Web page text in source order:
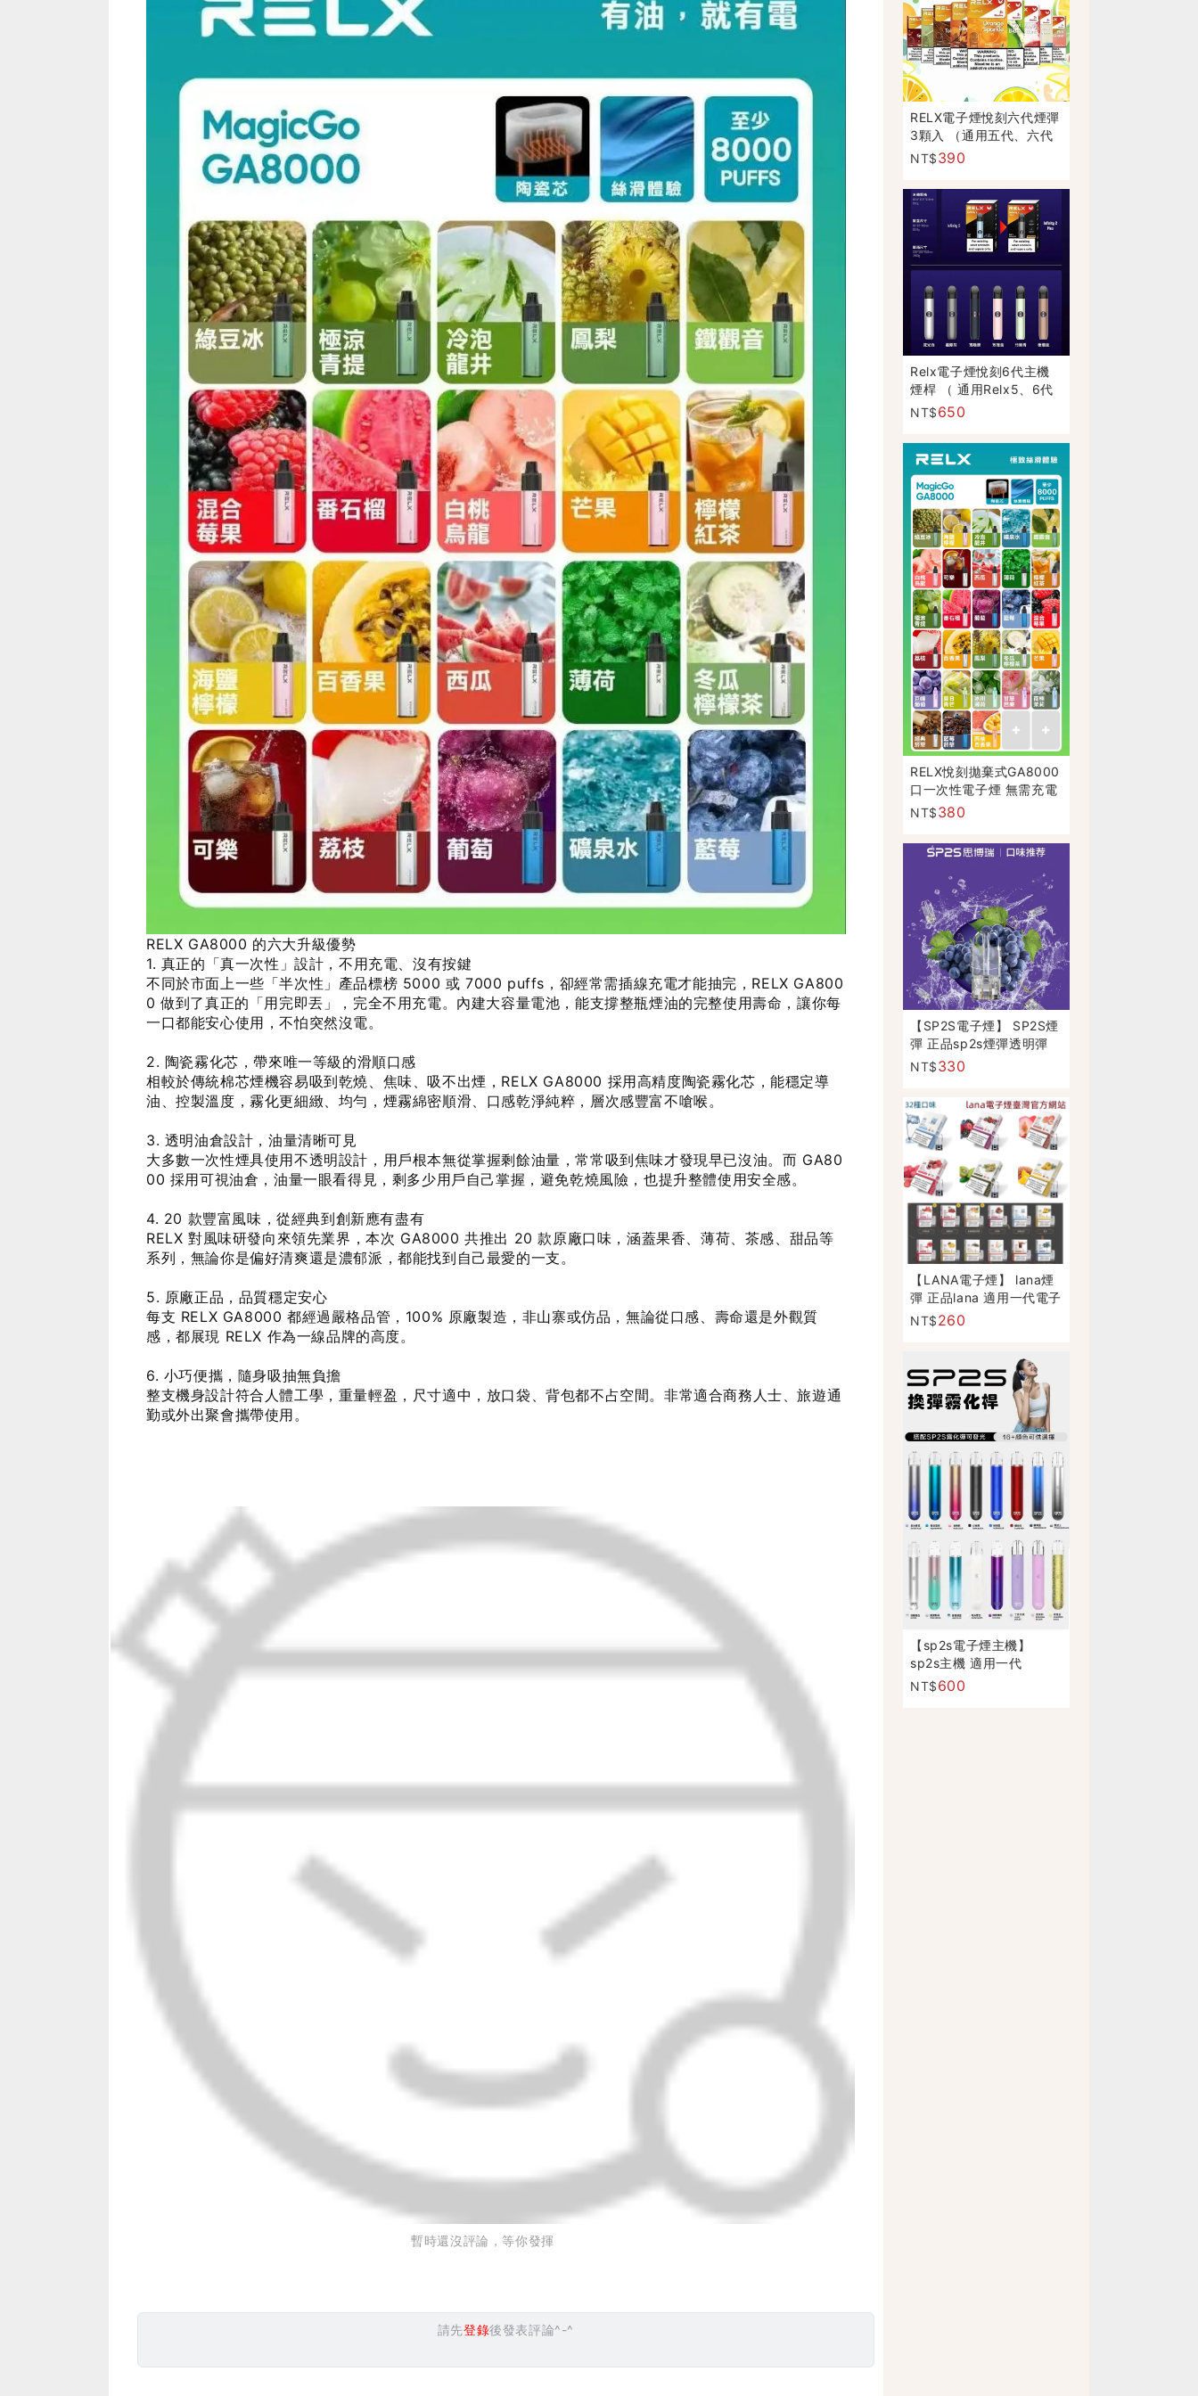
RELX GA8000 的六大升級優勢
1. 真正的「真一次性」設計，不用充電、沒有按鍵
不同於市面上一些「半次性」產品標榜 5000 或 7000 puffs，卻經常需插線充電才能抽完，RELX GA800
0 做到了真正的「用完即丟」，完全不用充電。內建大容量電池，能支撐整瓶煙油的完整使用壽命，讓你每
一口都能安心使用，不怕突然沒電。
2. 陶瓷霧化芯，帶來唯一等級的滑順口感
相較於傳統棉芯煙機容易吸到乾燒、焦味、吸不出煙，RELX GA8000 採用高精度陶瓷霧化芯，能穩定導
油、控製溫度，霧化更細緻、均勻，煙霧綿密順滑、口感乾淨純粹，層次感豐富不嗆喉。
3. 透明油倉設計，油量清晰可見
大多數一次性煙具使用不透明設計，用戶根本無從掌握剩餘油量，常常吸到焦味才發現早已沒油。而 GA80
00 採用可視油倉，油量一眼看得見，剩多少用戶自己掌握，避免乾燒風險，也提升整體使用安全感。
4. 20 款豐富風味，從經典到創新應有盡有
RELX 對風味研發向來領先業界，本次 GA8000 共推出 20 款原廠口味，涵蓋果香、薄荷、茶感、甜品等
系列，無論你是偏好清爽還是濃郁派，都能找到自己最愛的一支。
5. 原廠正品，品質穩定安心
每支 RELX GA8000 都經過嚴格品管，100% 原廠製造，非山寨或仿品，無論從口感、壽命還是外觀質
感，都展現 RELX 作為一線品牌的高度。
6. 小巧便攜，隨身吸抽無負擔
整支機身設計符合人體工學，重量輕盈，尺寸適中，放口袋、背包都不占空間。非常適合商務人士、旅遊通
勤或外出聚會攜帶使用。
暫時還沒評論，等你發揮
請先登錄後發表評論^-^
RELX電子煙悅刻六代煙彈
3顆入 （通用五代、六代
主機）正品現貨
NT$390
Relx電子煙悅刻6代主機
煙桿 （ 通用Relx5、6代
煙彈）正品現貨
NT$650
RELX悅刻拋棄式GA8000
口一次性電子煙 無需充電
正品現貨
NT$380
【SP2S電子煙】 SP2S煙
彈 正品sp2s煙彈透明彈
適用一代電子煙主機
NT$330
【LANA電子煙】 lana煙
彈 正品lana 適用一代電子
煙主機
NT$260
【sp2s電子煙主機】
sp2s主機 適用一代
relx/sp2s/lana煙彈
NT$600